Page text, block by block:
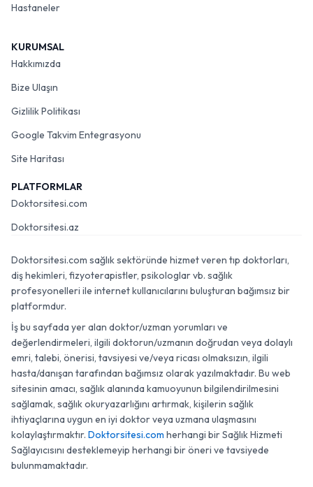
Hastaneler
KURUMSAL
Hakkımızda
Bize Ulaşın
Gizlilik Politikası
Google Takvim Entegrasyonu
Site Haritası
PLATFORMLAR
Doktorsitesi.com
Doktorsitesi.az
Doktorsitesi.com sağlık sektöründe hizmet veren tıp doktorları,
diş hekimleri, fizyoterapistler, psikologlar vb. sağlık
profesyonelleri ile internet kullanıcılarını buluşturan bağımsız bir
platformdur.
İş bu sayfada yer alan doktor/uzman yorumları ve
değerlendirmeleri, ilgili doktorun/uzmanın doğrudan veya dolaylı
emri, talebi, önerisi, tavsiyesi ve/veya ricası olmaksızın, ilgili
hasta/danışan tarafından bağımsız olarak yazılmaktadır. Bu web
sitesinin amacı, sağlık alanında kamuoyunun bilgilendirilmesini
sağlamak, sağlık okuryazarlığını artırmak, kişilerin sağlık
ihtiyaçlarına uygun en iyi doktor veya uzmana ulaşmasını
kolaylaştırmaktır. Doktorsitesi.com herhangi bir Sağlık Hizmeti
Sağlayıcısını desteklemeyip herhangi bir öneri ve tavsiyede
bulunmamaktadır.